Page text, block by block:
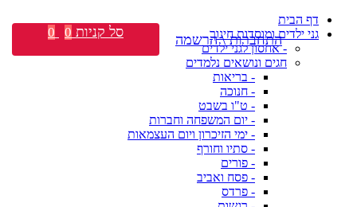
דף הבית
גני ילדים ומוסדות חינוך
- אחסון לגני ילדים
חגים ונושאים נלמדים
- בריאות
- חנוכה
- ט"ו בשבט
- יום המשפחה וחברות
- ימי הזיכרון ויום העצמאות
- סתיו וחורף
- פורים
- פסח ואביב
- פרדס
התחברות \ הרשמה סל קניות 0
0